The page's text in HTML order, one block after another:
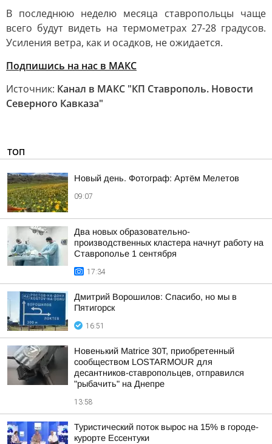
В последнюю неделю месяца ставропольцы чаще
всего будут видеть на термометрах 27-28 градусов.
Усиления ветра, как и осадков, не ожидается.
Подпишись на нас в МАКС
Источник: Канал в МАКС "КП Ставрополь. Новости
Северного Кавказа"
ТОП
Новый день. Фотограф: Артём Мелетов
09:07
Два новых образовательно-
производственных кластера начнут работу на
Ставрополье 1 сентября
17:34
Дмитрий Ворошилов: Спасибо, но мы в
Пятигорск
16:51
Новенький Matrice 30T, приобретенный
сообществом LOSTARMOUR для
десантников-ставропольцев, отправился
"рыбачить" на Днепре
13:58
Туристический поток вырос на 15% в городе-
курорте Ессентуки